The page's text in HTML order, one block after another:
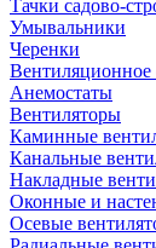
Тачки садово-
Умывальники
Черенки
Вентиляционное
Анемостаты
Вентиляторы
Каминные
Канальные
Накладные
Оконные и
Осевые